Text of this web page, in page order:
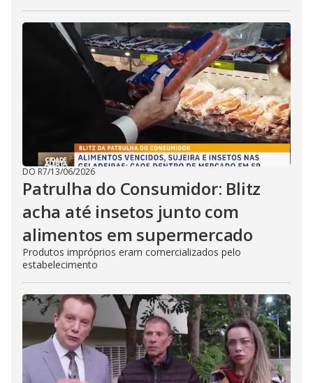
DO R7/13/06/2026
Patrulha do Consumidor: Blitz
acha até insetos junto com
alimentos em supermercado
Produtos impróprios eram comercializados pelo
estabelecimento